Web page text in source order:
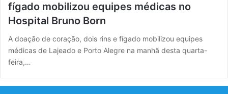
fígado mobilizou equipes médicas no
Hospital Bruno Born
A doação de coração, dois rins e fígado mobilizou equipes
médicas de Lajeado e Porto Alegre na manhã desta quarta-
feira,…